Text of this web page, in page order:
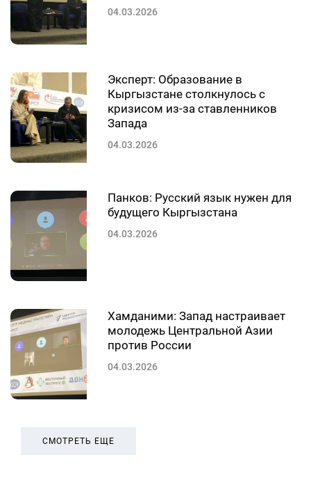
04.03.2026
Эксперт: Образование в
Кыргызстане столкнулось с
кризисом из-за ставленников
Запада
04.03.2026
Панков: Русский язык нужен для
будущего Кыргызстана
04.03.2026
Хамданими: Запад настраивает
молодежь Центральной Азии
против России
04.03.2026
СМОТРЕТЬ ЕЩЕ